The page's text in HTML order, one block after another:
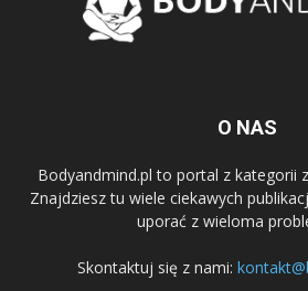
O NAS
Bodyandmind.pl to portal z kategorii
Znajdziesz tu wiele ciekawych
uporać z wieloma
Skontaktuj się z nami: